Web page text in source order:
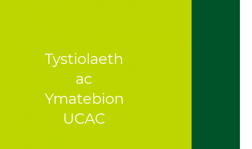
Tystiolaeth
ac
Ymatebion
UCAC